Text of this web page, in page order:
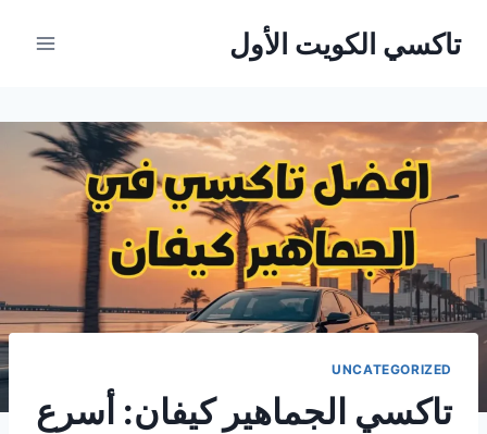
تاكسي الكويت الأول
UNCATEGORIZED
تاكسي الجماهير كيفان: أسرع